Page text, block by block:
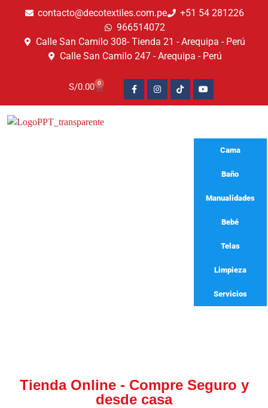
contacto@decotextiles.com.pe
+51 54 281226
966514072
Calle San Camilo 308- Tienda 21 - Arequipa - Perú
Calle San Camilo 247 - Arequipa - Perú​
S/0.00 0
Cama
Baño
Manualidades
Bebé
Telas
Limpieza
Servicios
Tienda Online - Compre Seguro y
desde casa